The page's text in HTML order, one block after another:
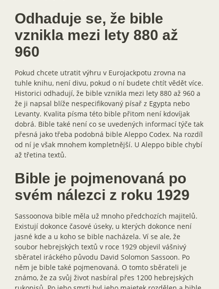
Odhaduje se, že bible
vznikla mezi lety 880 až
960
Pokud chcete utratit výhru v Eurojackpotu zrovna na
tuhle knihu, není divu, pokud o ní budete chtít vědět více.
Historici odhadují, že bible vznikla mezi lety 880 až 960 a
že ji napsal blíže nespecifikovaný písař z Egypta nebo
Levanty. Kvalita písma této bible přitom není kdovíjak
dobrá. Bible také není co se uvedených informací týče tak
přesná jako třeba podobná bible Aleppo Codex. Na rozdíl
od ní je však mnohem kompletnější. U Aleppo bible chybí
až třetina textů.
Bible je pojmenovaná po
svém nálezci z roku 1929
Sassoonova bible měla už mnoho předchozích majitelů.
Existují dokonce časové úseky, u kterých dokonce není
jasné kde a u koho se bible nacházela. Ví se ale, že
soubor hebrejských textů v roce 1929 objevil vášnivý
sběratel iráckého původu David Solomon Sassoon. Po
něm je bible také pojmenovaná. O tomto sběrateli je
známo, že za svůj život nasbíral přes 1200 hebrejských